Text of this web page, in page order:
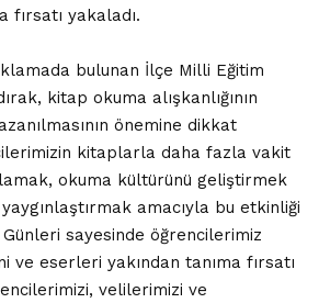
yakaladı.
bulunan İlçe Milli Eğitim
kitap okuma alışkanlığının
önemine dikkat
kitaplarla daha fazla vakit
okuma kültürünü geliştirmek
amacıyla bu etkinliği
sayesinde öğrencilerimiz
ve eserleri yakından tanıma fırsatı
velilerimizi ve